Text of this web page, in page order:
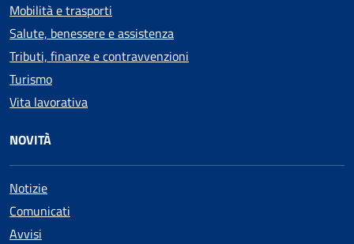
Mobilità e trasporti
Salute, benessere e assistenza
Tributi, finanze e contravvenzioni
Turismo
Vita lavorativa
NOVITÀ
Notizie
Comunicati
Avvisi